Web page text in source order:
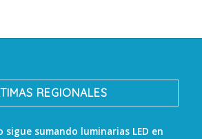
REGIONALES
sigue sumando luminarias LED en